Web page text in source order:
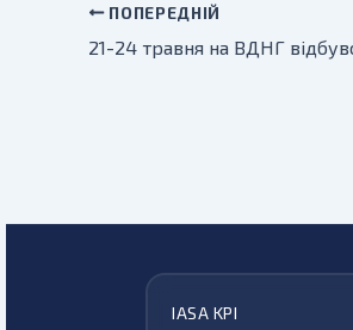
ПОПЕРЕДНІЙ
IASA KPI